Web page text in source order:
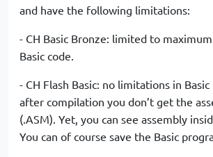
and have the following limitations:
- CH Basic Bronze: limited to
Basic code.
- CH Flash Basic: no limitations in
after compilation you don’t get the
(.ASM). Yet, you can see assembly
You can of course save the Basic